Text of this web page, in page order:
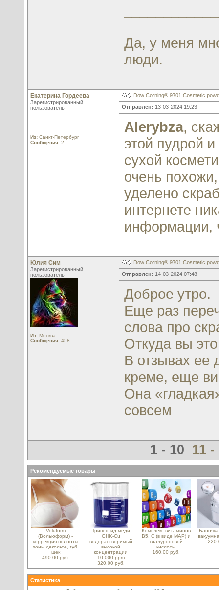
Да, у меня
люди.
Екатерина Гордеева
Зарегистрированный
пользователь
Из: Санкт-Петербург
Сообщения: 2
Dow Corning® 9701 Cosmetic
Отправлен: 13-03-2024 19:23
Alerybza,
этой пудрой
сухой
очень
уделено
интернете
информации,
Юлия Сим
Зарегистрированный
пользователь
Из: Москва
Сообщения: 458
Dow Corning® 9701 Cosmetic
Отправлен: 14-03-2024 07:48
Доброе утро.
Еще раз
слова про
Откуда вы
В отзывах ее
креме, еще
Она
совсем
1 - 10 11 -
Рекомендуемые товары
Voluform
(Вольюформ) -
коррекция полноты
зоны декольте, губ,
щек
490.00 руб.
Трипептид меди
GHK-Cu
водорастворимый
высокой
концентрации
10.000 ppm
320.00 руб.
Комплекс витаминов
B5, С (в виде MAP) и
гиалуроновой
кислоты
160.00 руб.
Статистика